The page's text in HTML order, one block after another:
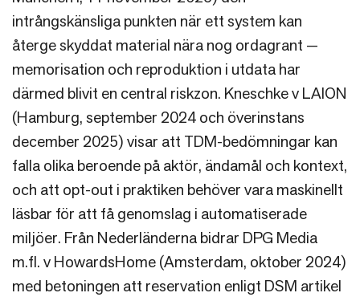
intrångskänsliga punkten när ett system kan
återge skyddat material nära nog ordagrant —
memorisation och reproduktion i utdata har
därmed blivit en central riskzon. Kneschke v LAION
(Hamburg, september 2024 och överinstans
december 2025) visar att TDM-bedömningar kan
falla olika beroende på aktör, ändamål och kontext,
och att opt-out i praktiken behöver vara maskinellt
läsbar för att få genomslag i automatiserade
miljöer. Från Nederländerna bidrar DPG Media
m.fl. v HowardsHome (Amsterdam, oktober 2024)
med betoningen att reservation enligt DSM artikel